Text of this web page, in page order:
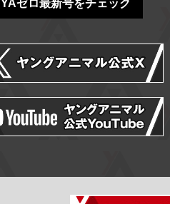
YAゼロ最新号をチェック